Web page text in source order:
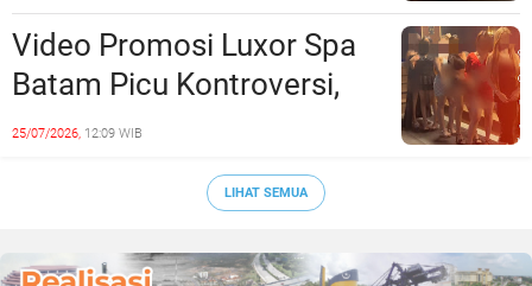
Langsung Di-Takedown
Video Promosi Luxor Spa
Batam Picu Kontroversi,
Dinilai Bermuatan Sensual
25/07/2026, 12:09 WIB
LIHAT SEMUA